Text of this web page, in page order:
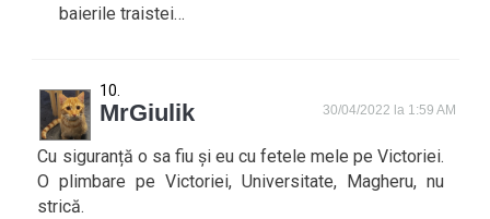
baierile traistei…
MrGiulik 30/04/2022 la 1:59 AM
Cu siguranță o sa fiu și eu cu fetele mele pe Victoriei.
O plimbare pe Victoriei, Universitate, Magheru, nu
strică.